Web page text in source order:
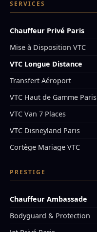
SERVICES
Chauffeur Privé Paris
Mise à Disposition VTC
VTC Longue Distance
Transfert Aéroport
VTC Haut de Gamme Paris
VTC Van 7 Places
VTC Disneyland Paris
Cortège Mariage VTC
PRESTIGE
Chauffeur Ambassade
Bodyguard & Protection